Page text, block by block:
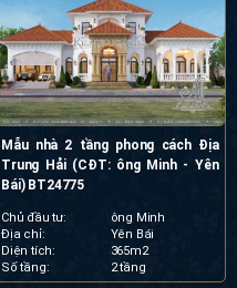
Mẫu nhà 2 tầng phong cách Địa
Trung Hải (CĐT: ông Minh - Yên
Bái) BT24775
Chủ đầu tư:
ông Minh
Địa chỉ:
Yên Bái
Diện tích:
365m2
Số tầng:
2 tầng